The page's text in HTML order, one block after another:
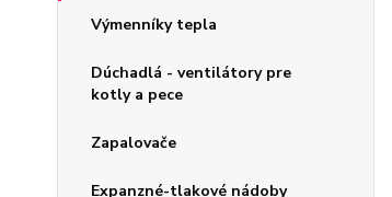
Výmenníky tepla
Dúchadlá - ventilátory pre
kotly a pece
Zapalovače
Expanzné-tlakové nádoby